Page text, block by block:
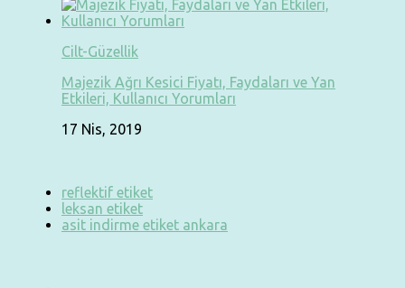
Cilt-Güzellik
Majezik Ağrı Kesici Fiyatı, Faydaları ve Yan
Etkileri, Kullanıcı Yorumları
17 Nis, 2019
reflektif etiket
leksan etiket
asit indirme etiket ankara